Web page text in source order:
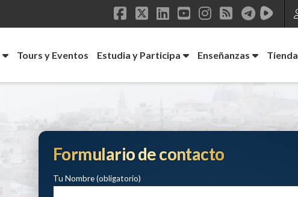
Facebook
X LinkedIn
YouTube
Instagram
RSS
Tours y Eventos Estudia y Participa Enseñanzas Tienda
Formulario de contacto
Tu Nombre (obligatorio)